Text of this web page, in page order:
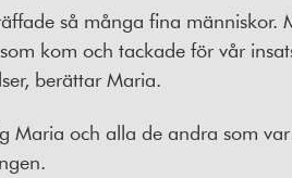
så många fina människor.
kom och tackade för vår
berättar Maria.
Maria och alla de andra som